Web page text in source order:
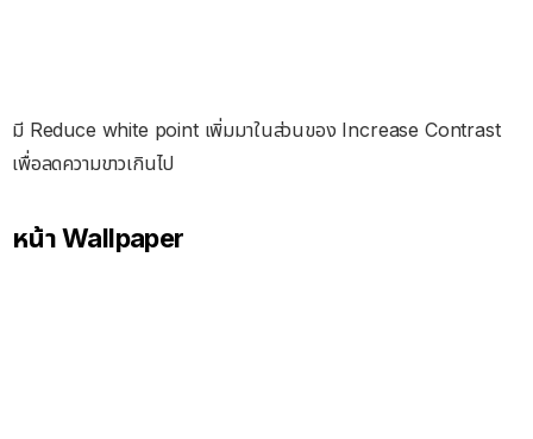
มี Reduce white point เพิ่มมาในส่วนของ Increase Contrast
เพื่อลดความขาวเกินไป
หน้า Wallpaper